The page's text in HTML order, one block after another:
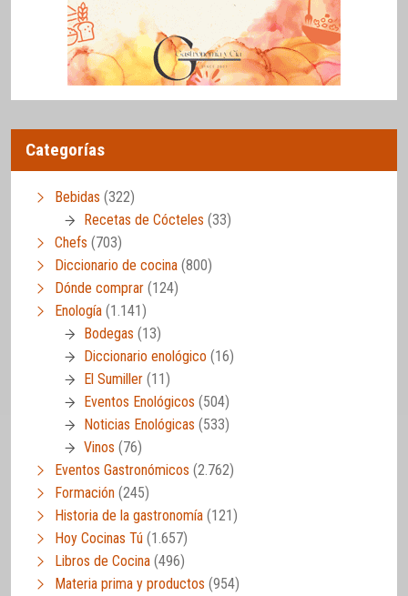
Categorías
Bebidas (322)
Recetas de Cócteles (33)
Chefs (703)
Diccionario de cocina (800)
Dónde comprar (124)
Enología (1.141)
Bodegas (13)
Diccionario enológico (16)
El Sumiller (11)
Eventos Enológicos (504)
Noticias Enológicas (533)
Vinos (76)
Eventos Gastronómicos (2.762)
Formación (245)
Historia de la gastronomía (121)
Hoy Cocinas Tú (1.657)
Libros de Cocina (496)
Materia prima y productos (954)